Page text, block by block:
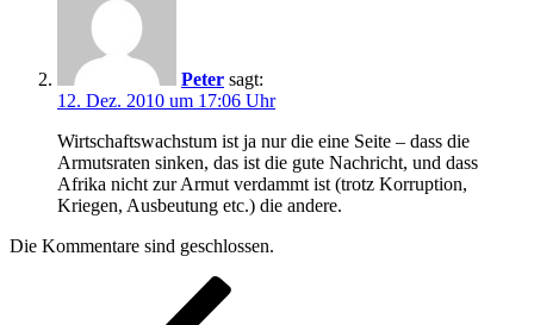
Peter sagt:
12. Dez. 2010 um 17:06 Uhr
Wirtschaftswachstum ist ja nur die eine Seite – dass die
Armutsraten sinken, das ist die gute Nachricht, und dass
Afrika nicht zur Armut verdammt ist (trotz Korruption,
Kriegen, Ausbeutung etc.) die andere.
Die Kommentare sind geschlossen.
Beitragsnavigation